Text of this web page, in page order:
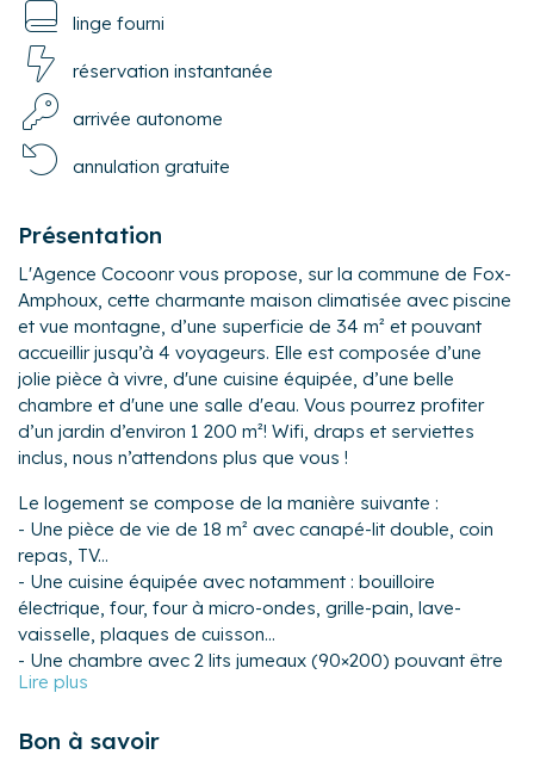
linge fourni
réservation instantanée
arrivée autonome
annulation gratuite
Présentation
L'Agence Cocoonr vous propose, sur la commune de Fox-
Amphoux, cette charmante maison climatisée avec piscine
et vue montagne, d’une superficie de 34 m² et pouvant
accueillir jusqu’à 4 voyageurs. Elle est composée d’une
jolie pièce à vivre, d'une cuisine équipée, d’une belle
chambre et d'une une salle d'eau. Vous pourrez profiter
d’un jardin d’environ 1 200 m²! Wifi, draps et serviettes
inclus, nous n’attendons plus que vous !
Le logement se compose de la manière suivante :
- Une pièce de vie de 18 m² avec canapé-lit double, coin
repas, TV...
- Une cuisine équipée avec notamment : bouilloire
électrique, four, four à micro-ondes, grille-pain, lave-
vaisselle, plaques de cuisson...
- Une chambre avec 2 lits jumeaux (90×200) pouvant être
rapprochés pour faire un lit double (180×200) et armoire.
Bon à savoir